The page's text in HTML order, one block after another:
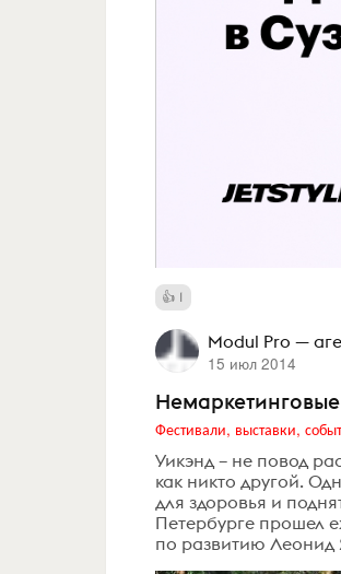
1
Modul Pro —
15 июл 2014
Фестивали, выставки,
Уикэнд – не повод
как никто другой.
для здоровья и
Петербурге прошел
по развитию Леонид